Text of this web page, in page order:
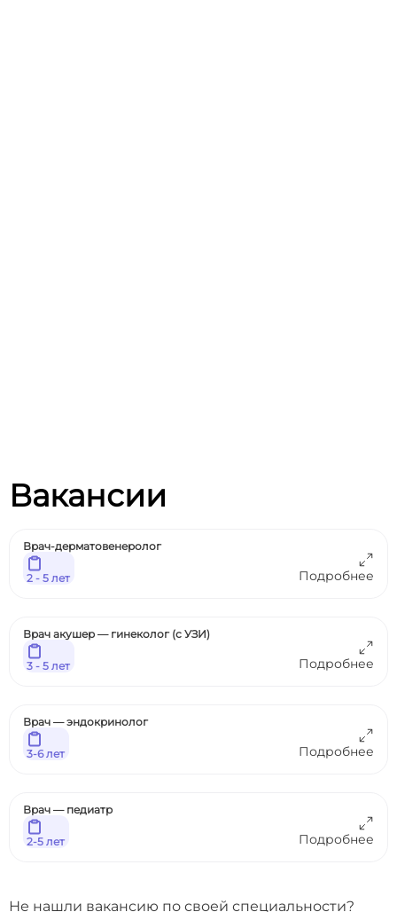
Вакансии
Врач-дерматовенеролог
Подробнее
2 - 5 лет
Врач акушер — гинеколог (с УЗИ)
Подробнее
3 - 5 лет
Врач — эндокринолог
Подробнее
3-6 лет
Врач — педиатр
Подробнее
2-5 лет
Не нашли вакансию по своей специальности?